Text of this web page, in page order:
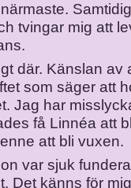
tvingar mig att
där. Känslan av
som säger att
Jag har
få Linnéa att
att bli vuxen.
var sjuk
Det känns för